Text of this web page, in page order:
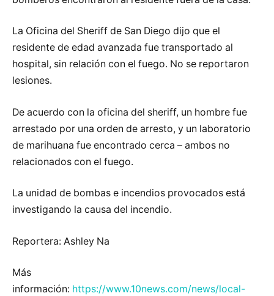
La Oficina del Sheriff de San Diego dijo que el
residente de edad avanzada fue transportado al
hospital, sin relación con el fuego. No se reportaron
lesiones.
De acuerdo con la oficina del sheriff, un hombre fue
arrestado por una orden de arresto, y un laboratorio
de marihuana fue encontrado cerca – ambos no
relacionados con el fuego.
La unidad de bombas e incendios provocados está
investigando la causa del incendio.
Reportera: Ashley Na
Más
información: https://www.10news.com/news/local-